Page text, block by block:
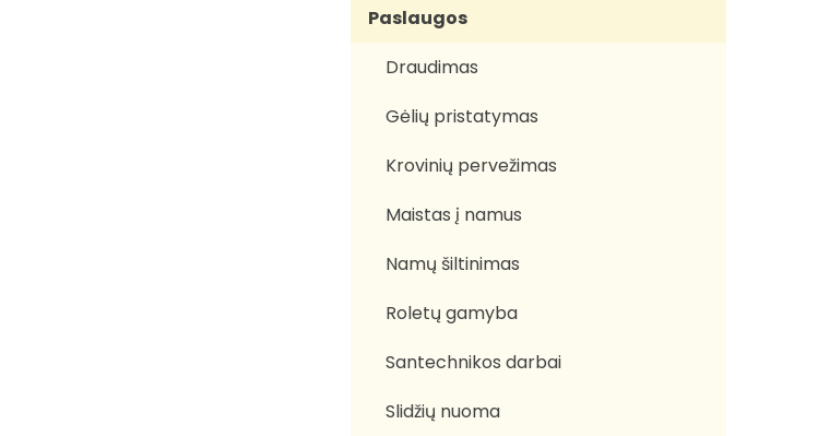
Paslaugos
Draudimas
Gėlių pristatymas
Krovinių pervežimas
Maistas į namus
Namų šiltinimas
Roletų gamyba
Santechnikos darbai
Slidžių nuoma